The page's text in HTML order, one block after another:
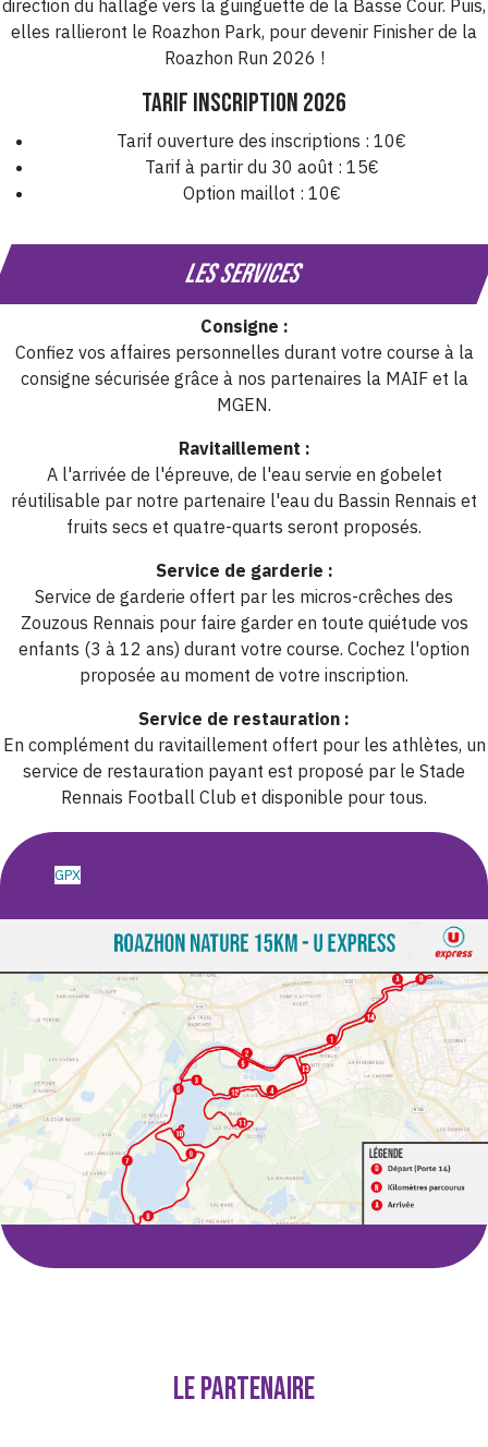
direction du hallage vers la guinguette de la Basse Cour. Puis,
elles rallieront le Roazhon Park, pour devenir Finisher de la
Roazhon Run 2026 !
Tarif inscription 2026
Tarif ouverture des inscriptions : 10€
Tarif à partir du 30 août : 15€
Option maillot : 10€
Les services
Consigne :
Confiez vos affaires personnelles durant votre course à la
consigne sécurisée grâce à nos partenaires la MAIF et la
MGEN.
Ravitaillement :
A l'arrivée de l'épreuve, de l'eau servie en gobelet
réutilisable par notre partenaire l'eau du Bassin Rennais et
fruits secs et quatre-quarts seront proposés.
Service de garderie :
Service de garderie offert par les micros-crêches des
Zouzous Rennais pour faire garder en toute quiétude vos
enfants (3 à 12 ans) durant votre course. Cochez l'option
proposée au moment de votre inscription.
Service de restauration :
En complément du ravitaillement offert pour les athlètes, un
service de restauration payant est proposé par le Stade
Rennais Football Club et disponible pour tous.
GPX
Le Partenaire